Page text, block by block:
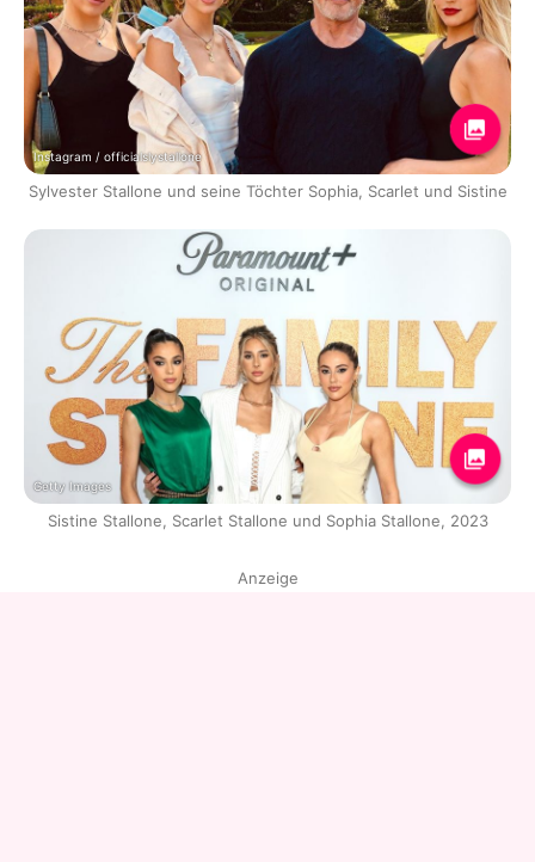
Instagram / officialslystallone
Sylvester Stallone und seine Töchter Sophia, Scarlet und Sistine
Getty Images
Sistine Stallone, Scarlet Stallone und Sophia Stallone, 2023
Anzeige